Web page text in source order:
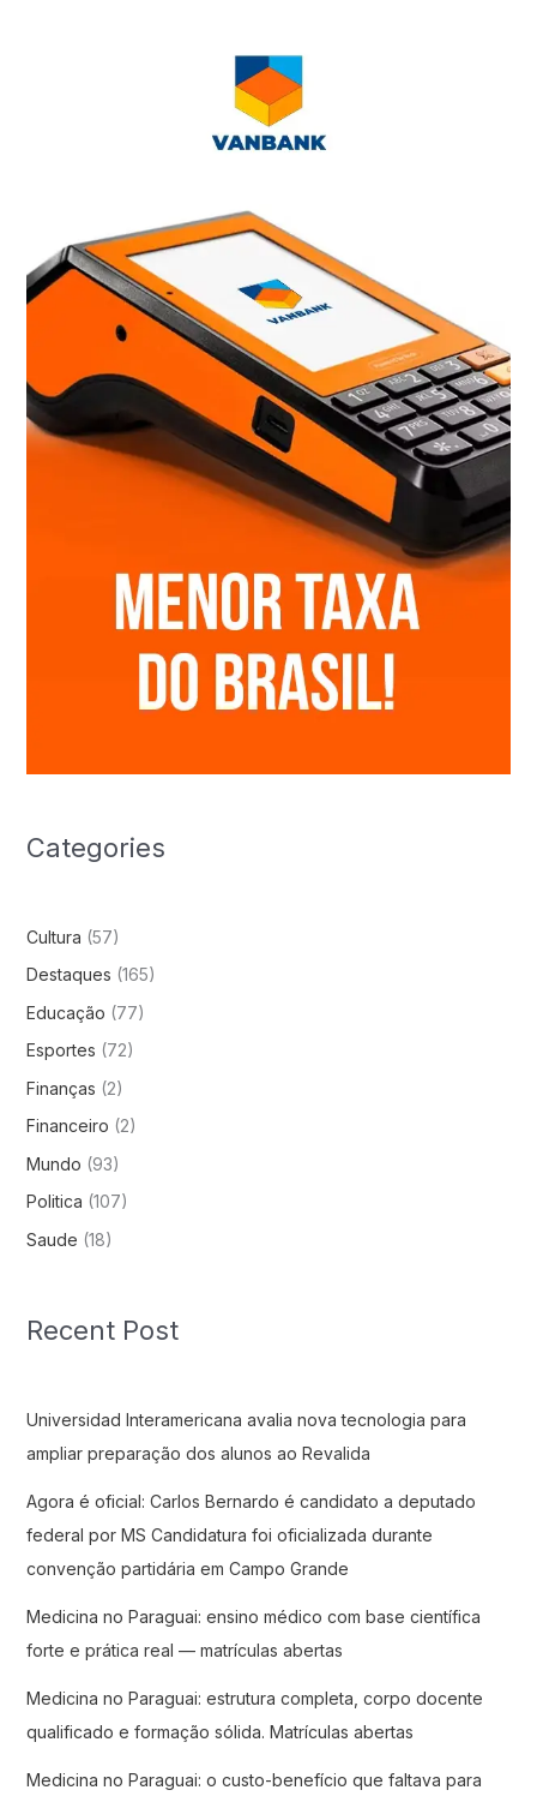
Categories
Cultura (57)
Destaques (165)
Educação (77)
Esportes (72)
Finanças (2)
Financeiro (2)
Mundo (93)
Politica (107)
Saude (18)
Recent Post
Universidad Interamericana avalia nova tecnologia para
ampliar preparação dos alunos ao Revalida
Agora é oficial: Carlos Bernardo é candidato a deputado
federal por MS Candidatura foi oficializada durante
convenção partidária em Campo Grande
Medicina no Paraguai: ensino médico com base científica
forte e prática real — matrículas abertas
Medicina no Paraguai: estrutura completa, corpo docente
qualificado e formação sólida. Matrículas abertas
Medicina no Paraguai: o custo-benefício que faltava para